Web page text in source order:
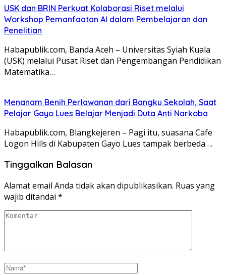
USK dan BRIN Perkuat Kolaborasi Riset melalui
Workshop Pemanfaatan AI dalam Pembelajaran dan
Penelitian
Habapublik.com, Banda Aceh – Universitas Syiah Kuala
(USK) melalui Pusat Riset dan Pengembangan Pendidikan
Matematika…
Menanam Benih Perlawanan dari Bangku Sekolah, Saat
Pelajar Gayo Lues Belajar Menjadi Duta Anti Narkoba
Habapublik.com, Blangkejeren – Pagi itu, suasana Cafe
Logon Hills di Kabupaten Gayo Lues tampak berbeda….
Tinggalkan Balasan
Alamat email Anda tidak akan dipublikasikan. Ruas yang
wajib ditandai *